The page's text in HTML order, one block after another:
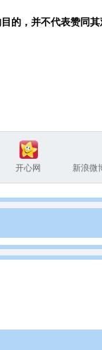
的，并不代表赞同其
开心网 新浪微